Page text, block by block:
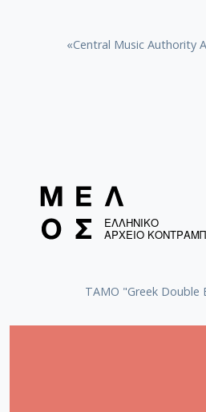
«Central Music Authority
ΤΑΜΟ "Greek Double